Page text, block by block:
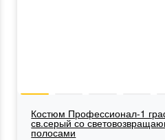
Костюм Профессионал-1
св.серый со
полосами